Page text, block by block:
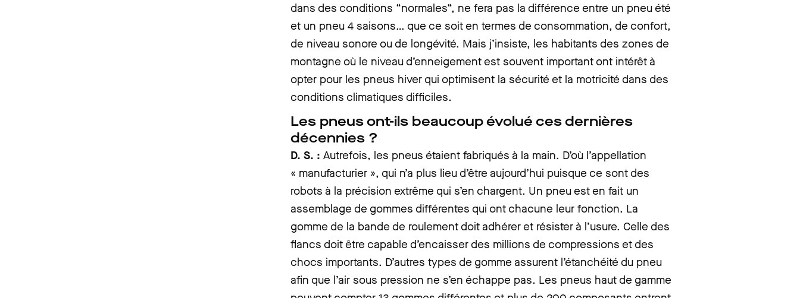
dans des conditions “normales“, ne fera pas la différence entre un pneu été
et un pneu 4 saisons… que ce soit en termes de consommation, de confort,
de niveau sonore ou de longévité. Mais j’insiste, les habitants des zones de
montagne où le niveau d’enneigement est souvent important ont intérêt à
opter pour les pneus hiver qui optimisent la sécurité et la motricité dans des
conditions climatiques difficiles.
Les pneus ont-ils beaucoup évolué ces dernières
décennies ?
D. S. : Autrefois, les pneus étaient fabriqués à la main. D’où l’appellation
« manufacturier », qui n’a plus lieu d’être aujourd’hui puisque ce sont des
robots à la précision extrême qui s’en chargent. Un pneu est en fait un
assemblage de gommes différentes qui ont chacune leur fonction. La
gomme de la bande de roulement doit adhérer et résister à l’usure. Celle des
flancs doit être capable d’encaisser des millions de compressions et des
chocs importants. D’autres types de gomme assurent l’étanchéité du pneu
afin que l’air sous pression ne s’en échappe pas. Les pneus haut de gamme